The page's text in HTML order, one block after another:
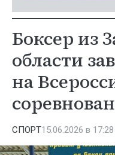
Боксер из
области
на
СПОРТ15.06.2026 в 17:28